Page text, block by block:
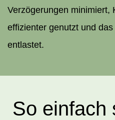
Verzögerungen minimiert,
effizienter genutzt und
entlastet.
So einfach